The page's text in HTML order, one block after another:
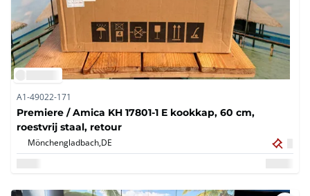
A1-49022-171
Premiere / Amica KH 17801-1 E kookkap, 60 cm,
roestvrij staal, retour
Mönchengladbach,DE